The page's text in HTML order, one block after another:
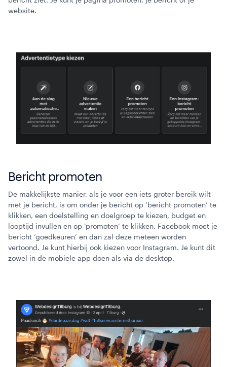
website.
Bericht promoten
De makkelijkste manier, als je voor een iets groter bereik wilt
met je bericht, is om onder je bericht op ‘bericht promoten’ te
klikken, een doelstelling en doelgroep te kiezen, budget en
looptijd invullen en op ‘promoten’ te klikken. Facebook moet je
bericht ‘goedkeuren’ en dan zal deze meteen worden
vertoond. Je kunt hierbij ook kiezen voor Instagram. Je kunt dit
zowel in de mobiele app doen als via de desktop.